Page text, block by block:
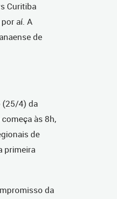
Curitiba
aí. A
de
(25/4) da
às 8h,
de
primeira
da